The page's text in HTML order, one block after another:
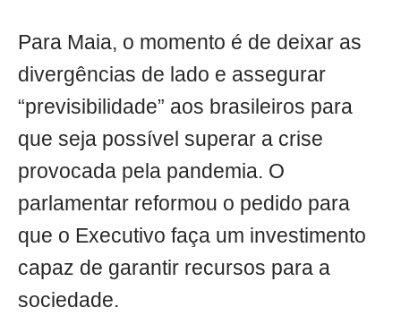
Para Maia, o momento é de deixar as
divergências de lado e assegurar
“previsibilidade” aos brasileiros para
que seja possível superar a crise
provocada pela pandemia. O
parlamentar reformou o pedido para
que o Executivo faça um investimento
capaz de garantir recursos para a
sociedade.